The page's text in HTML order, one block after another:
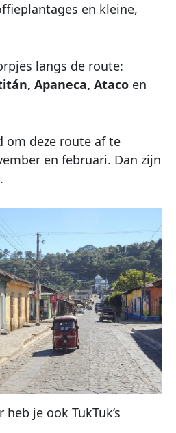
en kleine,
langs de route:
Apaneca, Ataco en
om deze route af te
en februari. Dan zijn
heb je ook TukTuk’s